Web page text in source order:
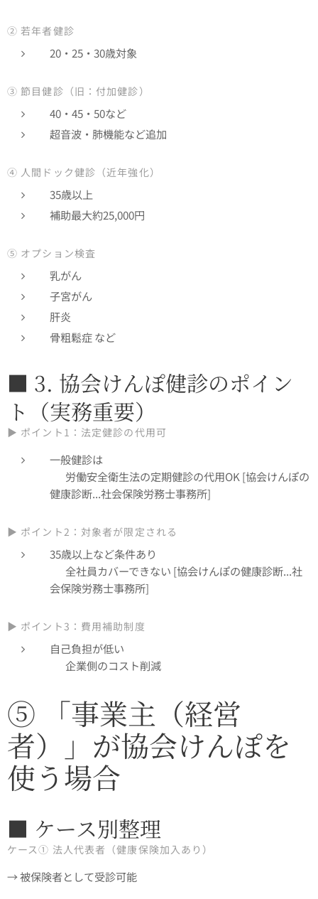
② 若年者健診
20・25・30歳対象
③ 節目健診（旧：付加健診）
40・45・50など
超音波・肺機能など追加
④ 人間ドック健診（近年強化）
35歳以上
補助最大約25,000円
⑤ オプション検査
乳がん
子宮がん
肝炎
骨粗鬆症 など
■ 3. 協会けんぽ健診のポイン
ト（実務重要）
▶ ポイント1：法定健診の代用可
一般健診は
👉 労働安全衛生法の定期健診の代用OK [協会けんぽの
健康診断...社会保険労務士事務所]
▶ ポイント2：対象者が限定される
35歳以上など条件あり
👉 全社員カバーできない [協会けんぽの健康診断...社
会保険労務士事務所]
▶ ポイント3：費用補助制度
自己負担が低い
👉 企業側のコスト削減
⑤ 「事業主（経営
者）」が協会けんぽを
使う場合
■ ケース別整理
ケース① 法人代表者（健康保険加入あり）
→ 被保険者として受診可能